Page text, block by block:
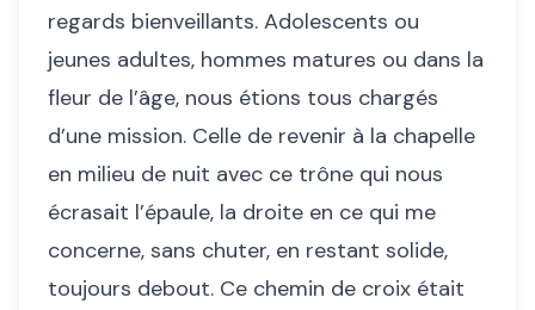
regards bienveillants. Adolescents ou
jeunes adultes, hommes matures ou dans la
fleur de l’âge, nous étions tous chargés
d’une mission. Celle de revenir à la chapelle
en milieu de nuit avec ce trône qui nous
écrasait l’épaule, la droite en ce qui me
concerne, sans chuter, en restant solide,
toujours debout. Ce chemin de croix était